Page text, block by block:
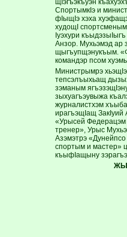
СпортымкIэ и
фIыщIэ хэха
худощI спортсменым
Iуэхури
Анзор. Мухьэмэд ар
щыгъупщэнукъым.
командэр псом
Министрымрэ
тепсэлъыхьащ
зэманым
зыхуагъэувыжа
журналистхэм
ирагъэщIащ ЗакIуий
«Урысей Федерацэм
тренер», Урыс
Азэмэтрэ «Дунейпсо
спортым и мастер»
къыфIащыну